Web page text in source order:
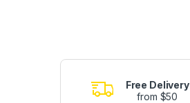
Free Delivery
from $50